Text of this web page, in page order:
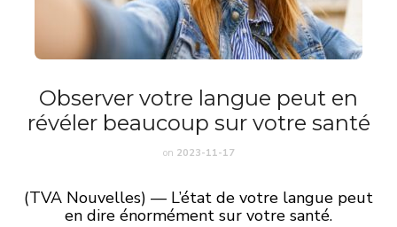
Observer votre langue peut en
révéler beaucoup sur votre santé
on 2023-11-17
(TVA Nouvelles) — L’état de votre langue peut
en dire énormément sur votre santé.